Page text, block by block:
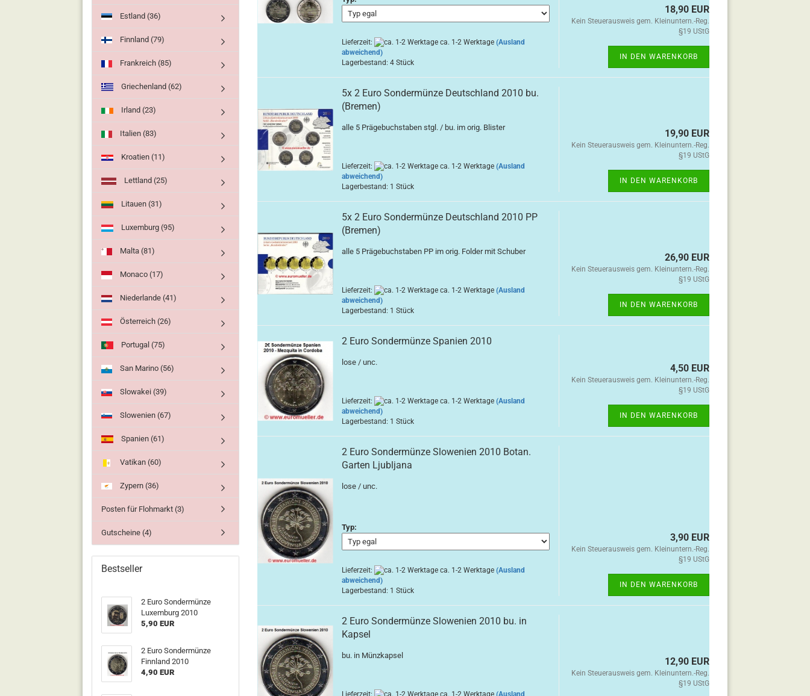
Lieferzeit: ca. 1-2 Werktage (Ausland
abweichend)
Lagerbestand: 4 Stück
18,90 EUR
Kein Steuerausweis gem. Kleinuntern.-Reg.
§19 UStG
IN DEN WARENKORB
5x 2 Euro Sondermünze Deutschland 2010 bu.
(Bremen)
alle 5 Prägebuchstaben stgl. / bu. im orig. Blister
Lieferzeit: ca. 1-2 Werktage (Ausland
abweichend)
Lagerbestand: 1 Stück
19,90 EUR
Kein Steuerausweis gem. Kleinuntern.-Reg.
§19 UStG
IN DEN WARENKORB
5x 2 Euro Sondermünze Deutschland 2010 PP
(Bremen)
alle 5 Prägebuchstaben PP im orig. Folder mit Schuber
Lieferzeit: ca. 1-2 Werktage (Ausland
abweichend)
Lagerbestand: 1 Stück
26,90 EUR
Kein Steuerausweis gem. Kleinuntern.-Reg.
§19 UStG
IN DEN WARENKORB
2 Euro Sondermünze Spanien 2010
lose / unc.
Lieferzeit: ca. 1-2 Werktage (Ausland
abweichend)
Lagerbestand: 1 Stück
4,50 EUR
Kein Steuerausweis gem. Kleinuntern.-Reg.
§19 UStG
IN DEN WARENKORB
2 Euro Sondermünze Slowenien 2010 Botan.
Garten Ljubljana
lose / unc.
Typ:
Lieferzeit: ca. 1-2 Werktage (Ausland
abweichend)
Lagerbestand: 1 Stück
3,90 EUR
Kein Steuerausweis gem. Kleinuntern.-Reg.
§19 UStG
IN DEN WARENKORB
2 Euro Sondermünze Slowenien 2010 bu. in
Kapsel
bu. in Münzkapsel
Lieferzeit: ca. 1-2 Werktage (Ausland
12,90 EUR
Kein Steuerausweis gem. Kleinuntern.-Reg.
§19 UStG
Estland (36)
Finnland (79)
Frankreich (85)
Griechenland (62)
Irland (23)
Italien (83)
Kroatien (11)
Lettland (25)
Litauen (31)
Luxemburg (95)
Malta (81)
Monaco (17)
Niederlande (41)
Österreich (26)
Portugal (75)
San Marino (56)
Slowakei (39)
Slowenien (67)
Spanien (61)
Vatikan (60)
Zypern (36)
Posten für Flohmarkt (3)
Gutscheine (4)
Bestseller
2 Euro Sondermünze
Luxemburg 2010
5,90 EUR
2 Euro Sondermünze
Finnland 2010
4,90 EUR